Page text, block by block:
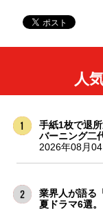
人
手紙1枚で退
バーニング二
2026年08月04
業界人が語る
夏ドラマ6選